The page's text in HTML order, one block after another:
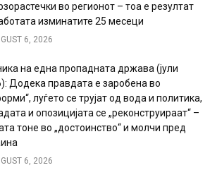
во регионот – тоа е резултат
изминатите 25 месеци
6, 2026
на една пропадната држава (јули
Додека правдата е заробена во
луѓето се трујат од вода и политика,
и опозицијата се „реконструираат“ –
тоне во „достоинство“ и молчи пред
6, 2026